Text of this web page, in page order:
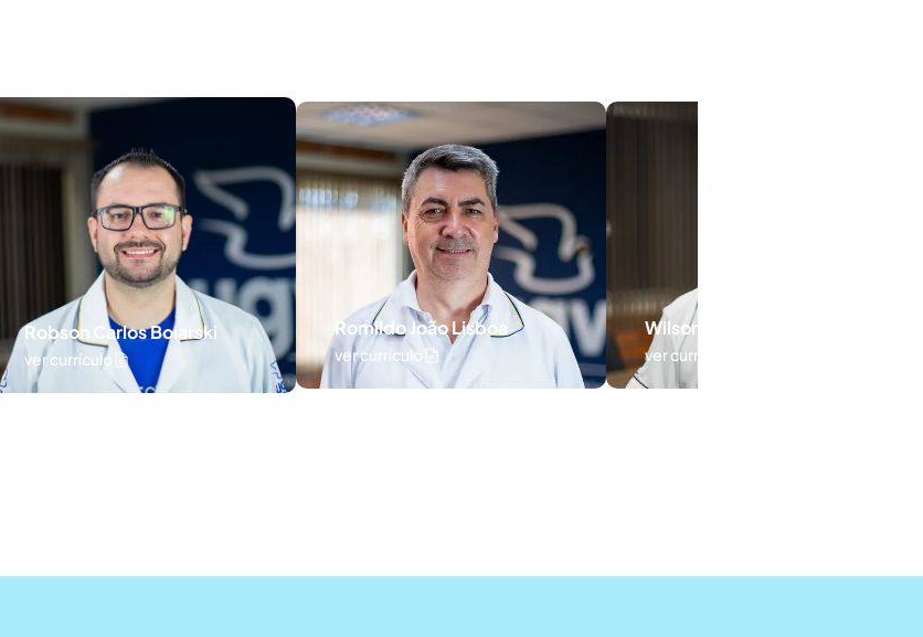
Romildo João Lisboa
ver currículo
Wilson Luis Petisco
ver currículo